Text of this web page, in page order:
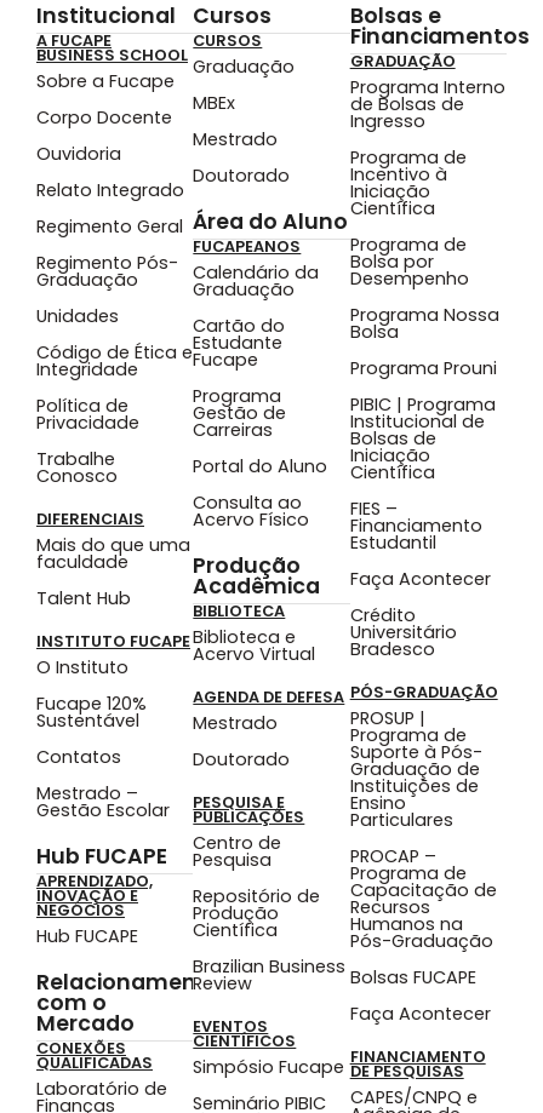
Institucional
A FUCAPE
BUSINESS SCHOOL
Sobre a Fucape
Corpo Docente
Ouvidoria
Relato Integrado
Regimento Geral
Regimento Pós-
Graduação
Unidades
Código de Ética e
Integridade
Política de
Privacidade
Trabalhe
Conosco
DIFERENCIAIS
Mais do que uma
faculdade
Talent Hub
INSTITUTO FUCAPE
O Instituto
Fucape 120%
Sustentável
Contatos
Mestrado –
Gestão Escolar
Hub FUCAPE
APRENDIZADO,
INOVAÇÃO E
NEGÓCIOS
Hub FUCAPE
Relacionamento
com o
Mercado
CONEXÕES
QUALIFICADAS
Laboratório de
Finanças
Cursos
CURSOS
Graduação
MBEx
Mestrado
Doutorado
Área do Aluno
FUCAPEANOS
Calendário da
Graduação
Cartão do
Estudante
Fucape
Programa
Gestão de
Carreiras
Portal do Aluno
Consulta ao
Acervo Físico
Produção
Acadêmica
BIBLIOTECA
Biblioteca e
Acervo Virtual
AGENDA DE DEFESA
Mestrado
Doutorado
PESQUISA E
PUBLICAÇÕES
Centro de
Pesquisa
Repositório de
Produção
Científica
Brazilian Business
Review
EVENTOS
CIENTÍFICOS
Simpósio Fucape
Seminário PIBIC
Bolsas e
Financiamentos
GRADUAÇÃO
Programa Interno
de Bolsas de
Ingresso
Programa de
Incentivo à
Iniciação
Científica
Programa de
Bolsa por
Desempenho
Programa Nossa
Bolsa
Programa Prouni
PIBIC | Programa
Institucional de
Bolsas de
Iniciação
Científica
FIES –
Financiamento
Estudantil
Faça Acontecer
Crédito
Universitário
Bradesco
PÓS-GRADUAÇÃO
PROSUP |
Programa de
Suporte à Pós-
Graduação de
Instituições de
Ensino
Particulares
PROCAP –
Programa de
Capacitação de
Recursos
Humanos na
Pós-Graduação
Bolsas FUCAPE
Faça Acontecer
FINANCIAMENTO
DE PESQUISAS
CAPES/CNPQ e